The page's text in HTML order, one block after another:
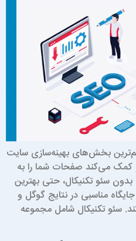
بخش‌های بهینه‌سازی سایت
می‌کند صفحات شما را به
سئو تکنیکال، حتی بهترین
مناسبی در نتایج گوگل و
سئو تکنیکال شامل مجموعه